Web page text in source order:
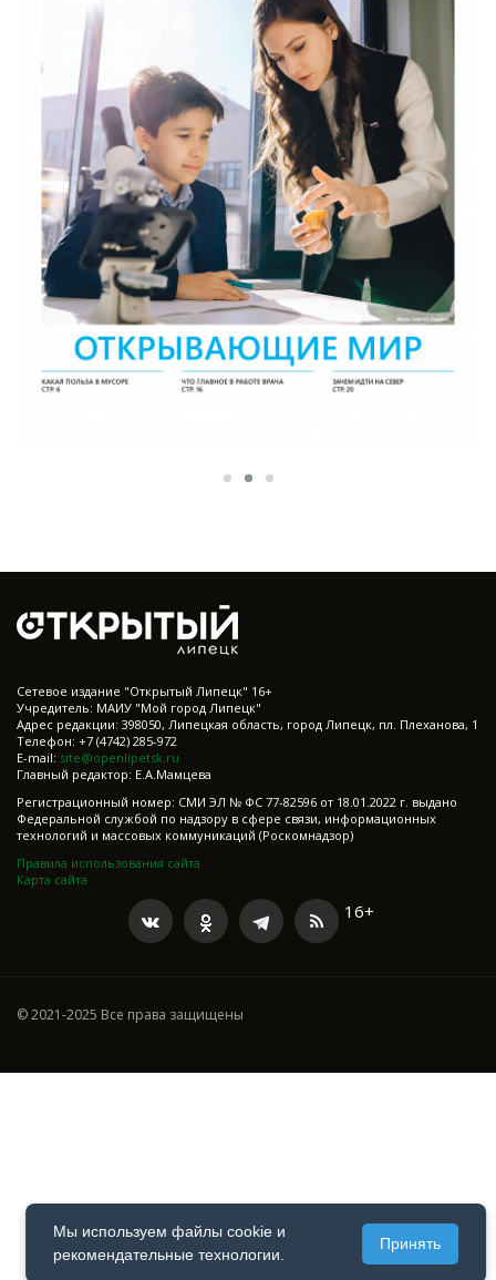
Cетевое издание "Открытый Липецк" 16+
Учредитель: МАИУ "Мой город Липецк"
Адрес редакции: 398050, Липецкая область, город Липецк, пл. Плеханова, 1
Телефон: +7 (4742) 285-972
E-mail: site@openlipetsk.ru
Главный редактор: Е.А.Мамцева
Регистрационный номер: СМИ ЭЛ № ФС 77-82596 от 18.01.2022 г. выдано
Федеральной службой по надзору в сфере связи, информационных
технологий и массовых коммуникаций (Роскомнадзор)
Правила использования сайта
Карта сайта
16+
© 2021-2025 Все права защищены
Мы используем файлы cookie и
рекомендательные технологии.
Принять